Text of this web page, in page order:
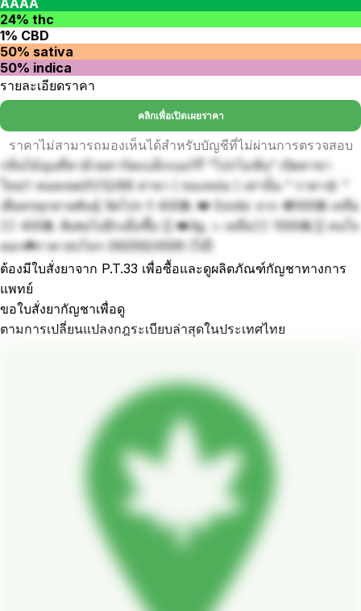
24% thc
1% CBD
50% sativa
50% indica
รายละเอียดราคา
คลิกเพื่อเปิดเผยราคา
ราคาไม่สามารถมองเห็นได้สำหรับบัญชีที่ไม่ผ่านการตรวจสอบ
กลิ่นไม้ฉุนที่ทาด้วยทาร์ตแบล็กเบอร์รี่ ”โปรโมชั่น“ เปิดสาขา
ใหม่‼️ หมดเขต31/12/66 สาขา ( ทองหล่อ ) เท่านั้น ” ราคา🌼 “
เดือดๆทุกสายพันธุ์ จัดโปร !! 400฿. 👑 Exotic จาก 🚫500฿ เหลือ
👉🏻 400฿. พิเศษไปอีกเมื่อซื้อ [[ 👑3g. > เหลือ👉🏻 1000฿.]] สนใจ
ดอก☘️ราคาส่งโทร 0925924595 (ไอ๊)
ต้องมีใบสั่งยาจาก P.T.33 เพื่อซื้อและดูผลิตภัณฑ์กัญชาทางการ
แพทย์
ขอใบสั่งยากัญชาเพื่อดู
ตามการเปลี่ยนแปลงกฎระเบียบล่าสุดในประเทศไทย